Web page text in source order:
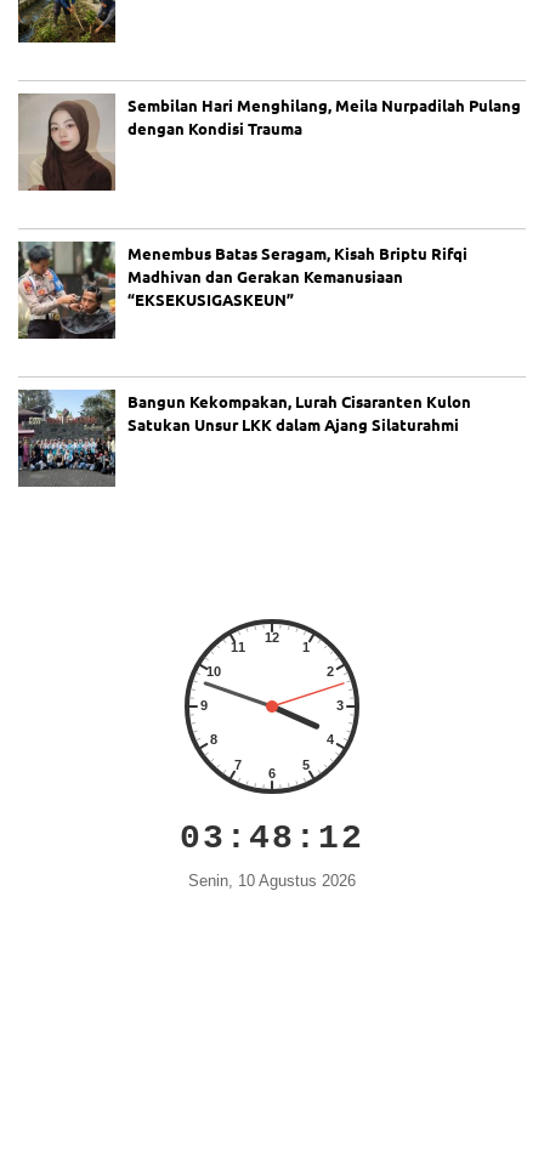
Sembilan Hari Menghilang, Meila Nurpadilah Pulang
dengan Kondisi Trauma
Menembus Batas Seragam, Kisah Briptu Rifqi
Madhivan dan Gerakan Kemanusiaan
“EKSEKUSIGASKEUN”
Bangun Kekompakan, Lurah Cisaranten Kulon
Satukan Unsur LKK dalam Ajang Silaturahmi
03:48:12
Senin, 10 Agustus 2026